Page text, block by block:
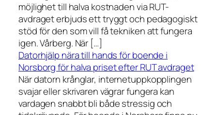
möjlighet till halva kostnaden via RUT-
avdraget erbjuds ett tryggt och pedagogiskt
stöd för den som vill få tekniken att fungera
igen. Vårberg. När […]
Datorhjälp nära till hands för boende i
Norsborg för halva priset efter RUT avdraget
När datorn krånglar, internetuppkopplingen
svajar eller skrivaren vägrar fungera kan
vardagen snabbt bli både stressig och